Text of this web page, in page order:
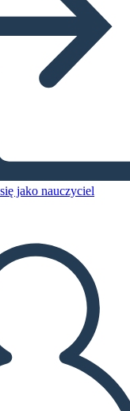
jako nauczyciel
MI